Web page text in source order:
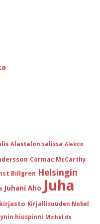
Alastalon salissa Aleksis
Cormac McCarthy
Billgren Helsingin
Juhani Aho Juha
Kirjallisuuden Nobel
hiuspinni Michel de